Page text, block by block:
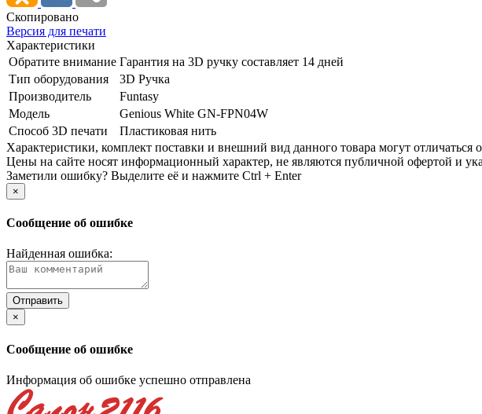
Скопировано
Версия для печати
Характеристики
Обратите внимание Гарантия на 3D ручку составляет 14 дней
Тип оборудования
3D Ручка
Производитель
Funtasy
Модель
Genious White GN-FPN04W
Способ 3D печати
Пластиковая нить
Xарактеристики, комплект поставки и внешний вид данного товара могут
Цены на сайте носят информационный характер, не являются публичной офертой и
Заметили ошибку? Выделите её и нажмите Ctrl + Enter
×
Сообщение об ошибке
Найденная ошибка:
×
Сообщение об ошибке
Информация об ошибке успешно отправлена